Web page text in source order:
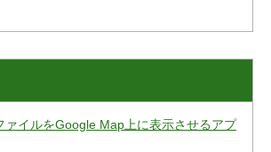
ァイルをGoogle Map上に表示させるアプ